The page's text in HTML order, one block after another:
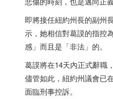
即將接任紐約州長的副州
示，她相信對葛謨的指控
感」而且是「非法」的。
葛謨將在14天內正式辭職
儘管如此，紐約州議會已
面臨刑事控訴。